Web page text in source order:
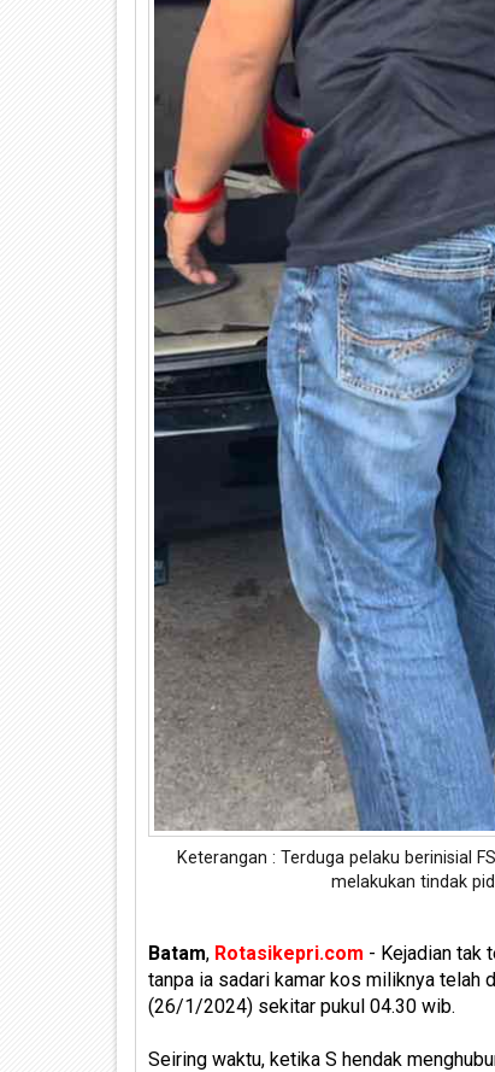
Keterangan : Terduga pelaku berinisial
melakukan tindak
Batam, Rotasikepri.com - Kejadian tak
tanpa ia sadari kamar kos miliknya telah
(26/1/2024) sekitar pukul 04.30 wib.
Seiring waktu, ketika S hendak